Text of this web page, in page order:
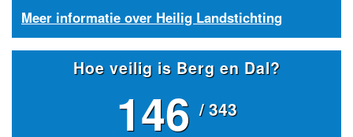
Meer informatie over Heilig Landstichting
Hoe veilig is Berg en Dal?
146 / 343